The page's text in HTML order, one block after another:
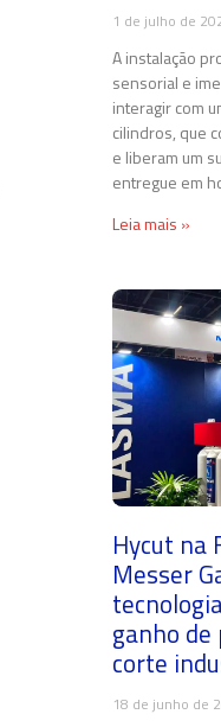
1 de julho de
A instalação
sensorial e
interagir com
cilindros, que
e liberam um
entregue em
Leia mais »
Hycut na
Messer
ganho
corte
18 de junho de